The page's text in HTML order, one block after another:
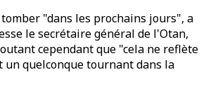
"dans les prochains jours", a
le secrétaire général de l'Otan,
cependant que "cela ne reflète
un quelconque tournant dans la